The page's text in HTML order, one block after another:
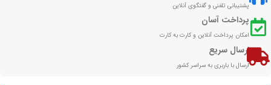
پشتیبانی تلفنی و گفتگوی آنلاین
پرداخت آسان
امکان پرداخت آنلاین و کارت به کارت
ارسال سریع
ارسال با باربری به سراسر کشور